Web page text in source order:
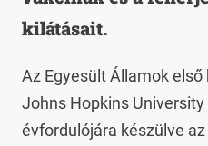
kilátásait.
Az Egyesült Államok
Johns Hopkins
évfordulójára készülve